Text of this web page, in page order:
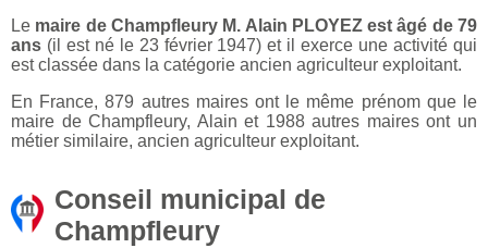
Le maire de Champfleury M. Alain PLOYEZ est âgé de 79
ans (il est né le 23 février 1947) et il exerce une activité qui
est classée dans la catégorie ancien agriculteur exploitant.
En France, 879 autres maires ont le même prénom que le
maire de Champfleury, Alain et 1988 autres maires ont un
métier similaire, ancien agriculteur exploitant.
Conseil municipal de
Champfleury